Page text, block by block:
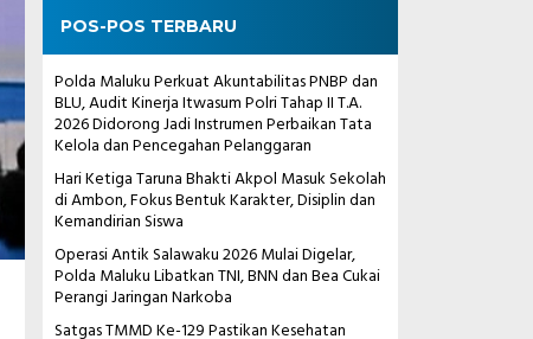
POS-POS TERBARU
Polda Maluku Perkuat Akuntabilitas PNBP dan
BLU, Audit Kinerja Itwasum Polri Tahap II T.A.
2026 Didorong Jadi Instrumen Perbaikan Tata
Kelola dan Pencegahan Pelanggaran
Hari Ketiga Taruna Bhakti Akpol Masuk Sekolah
di Ambon, Fokus Bentuk Karakter, Disiplin dan
Kemandirian Siswa
Operasi Antik Salawaku 2026 Mulai Digelar,
Polda Maluku Libatkan TNI, BNN dan Bea Cukai
Perangi Jaringan Narkoba
Satgas TMMD Ke-129 Pastikan Kesehatan